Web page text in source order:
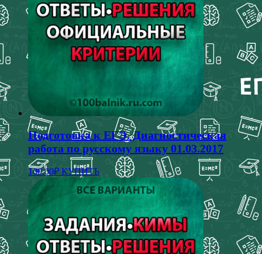
Подготовка к ЕГЭ. Диагностическая
работа по русскому языку 01.03.2017
100.00₽ КУПИТЬ